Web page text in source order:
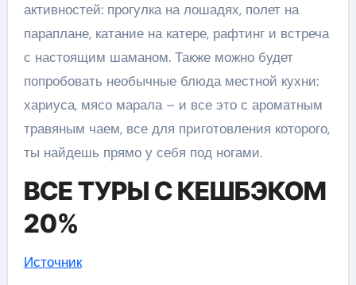
активностей: прогулка на лошадях, полет на
параплане, катание на катере, рафтинг и встреча
с настоящим шаманом. Также можно будет
попробовать необычные блюда местной кухни:
хариуса, мясо марала – и все это с ароматным
травяным чаем, все для приготовления которого,
ты найдешь прямо у себя под ногами.
ВСЕ ТУРЫ С КЕШБЭКОМ
20%
Источник